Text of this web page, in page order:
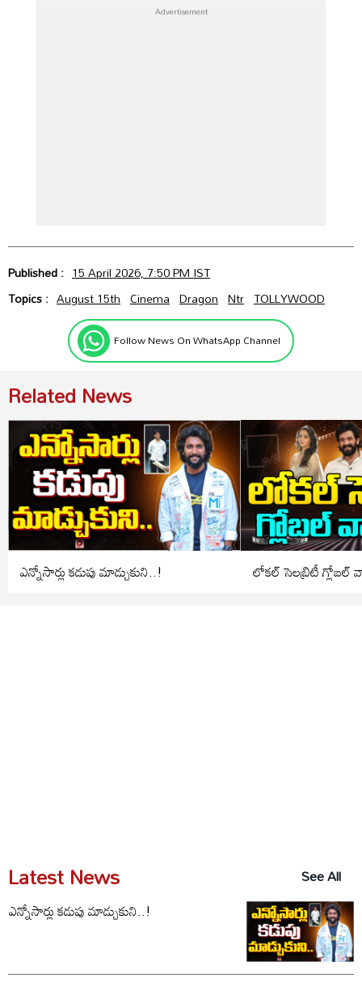
Published : 15 April 2026, 7:50 PM IST
Topics : August 15th Cinema Dragon Ntr TOLLYWOOD
Follow News On WhatsApp Channel
Related News
ఎన్నోసార్లు కడుపు మాడ్చుకుని..! లోకల్ సెలబ్రిటీ గ్లోబల్
Latest News
See All
ఎన్నోసార్లు కడుపు మాడ్చుకుని..!